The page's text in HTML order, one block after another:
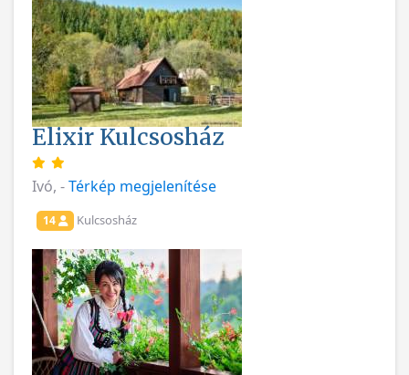
Elixir Kulcsosház
Ivó, -Térkép megjelenítése
14 Kulcsosház